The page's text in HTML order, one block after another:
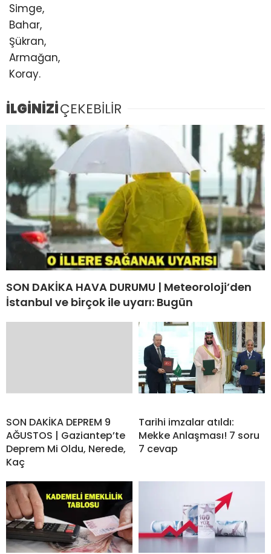
Simge,
Bahar,
Şükran,
Armağan,
Koray.
İLGİNİZİÇEKEBİLİR
SON DAKİKA HAVA DURUMU | Meteoroloji’den
İstanbul ve birçok ile uyarı: Bugün
SON DAKİKA DEPREM 9
AĞUSTOS | Gaziantep’te
Deprem Mi Oldu, Nerede,
Kaç
Tarihi imzalar atıldı:
Mekke Anlaşması! 7 soru
7 cevap